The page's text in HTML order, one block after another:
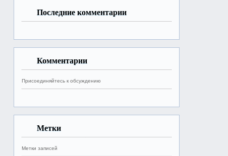
Последние комментарии
Комментарии
Присоединяйтесь к обсуждению
Метки
Метки записей